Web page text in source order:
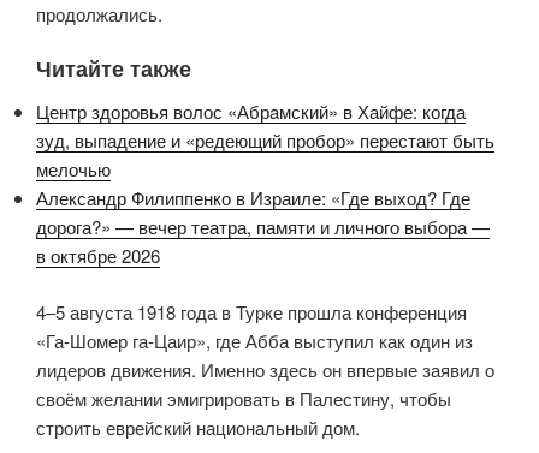
продолжались.
Читайте также
Центр здоровья волос «Абрaмский» в Хайфе: когда
зуд, выпадение и «редеющий пробор» перестают быть
мелочью
Александр Филиппенко в Израиле: «Где выход? Где
дорога?» — вечер театра, памяти и личного выбора —
в октябре 2026
4–5 августа 1918 года в Турке прошла конференция
«Га-Шомер га-Цаир», где Абба выступил как один из
лидеров движения. Именно здесь он впервые заявил о
своём желании эмигрировать в Палестину, чтобы
строить еврейский национальный дом.